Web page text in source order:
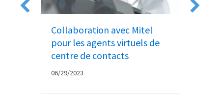
Collaboration avec Mitel
pour les agents virtuels de
centre de contacts
06/29/2023